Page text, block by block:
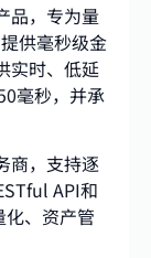
品，专为量
供毫秒级金
实时、低延
毫秒，并承
商，支持逐
API和
、资产管